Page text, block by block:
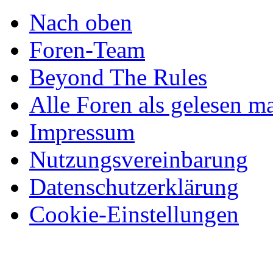
Nach oben
Foren-Team
Beyond The Rules
Alle Foren als gelesen
Impressum
Nutzungsvereinbarung
Datenschutzerklärung
Cookie-Einstellungen